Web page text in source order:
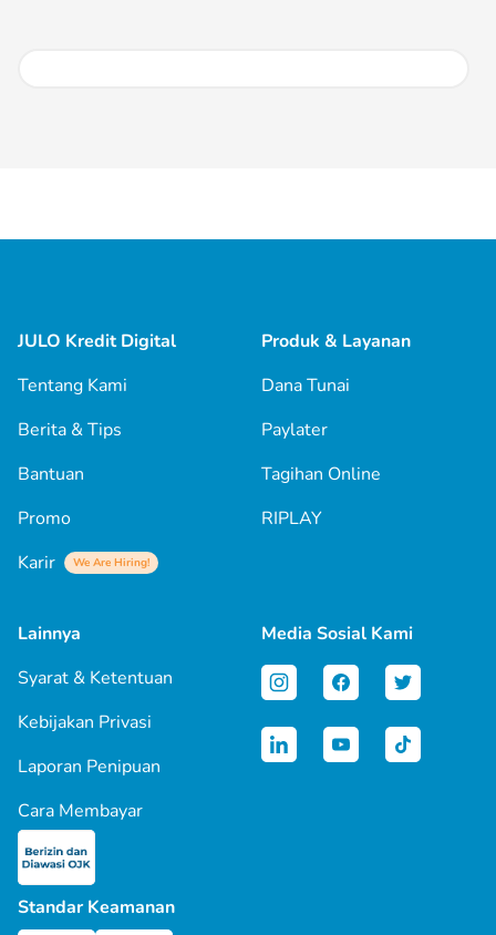
JULO Kredit Digital
Tentang Kami
Berita & Tips
Bantuan
Promo
Karir
We Are Hiring!
Produk & Layanan
Dana Tunai
Paylater
Tagihan Online
RIPLAY
Lainnya
Syarat & Ketentuan
Kebijakan Privasi
Laporan Penipuan
Cara Membayar
Media Sosial Kami
Standar Keamanan